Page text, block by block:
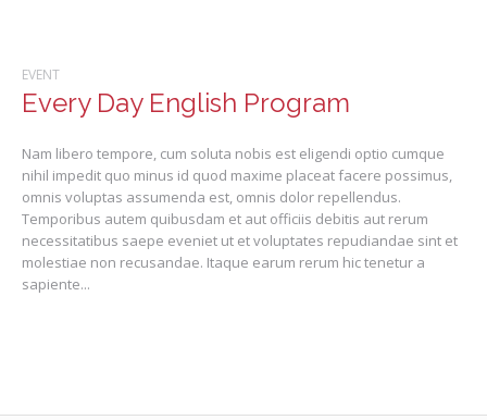
EVENT
Every Day English Program
Nam libero tempore, cum soluta nobis est eligendi optio cumque
nihil impedit quo minus id quod maxime placeat facere possimus,
omnis voluptas assumenda est, omnis dolor repellendus.
Temporibus autem quibusdam et aut officiis debitis aut rerum
necessitatibus saepe eveniet ut et voluptates repudiandae sint et
molestiae non recusandae. Itaque earum rerum hic tenetur a
sapiente...